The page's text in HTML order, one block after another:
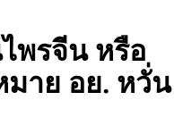
พรจีน หรือ
าย อย. หวั่น